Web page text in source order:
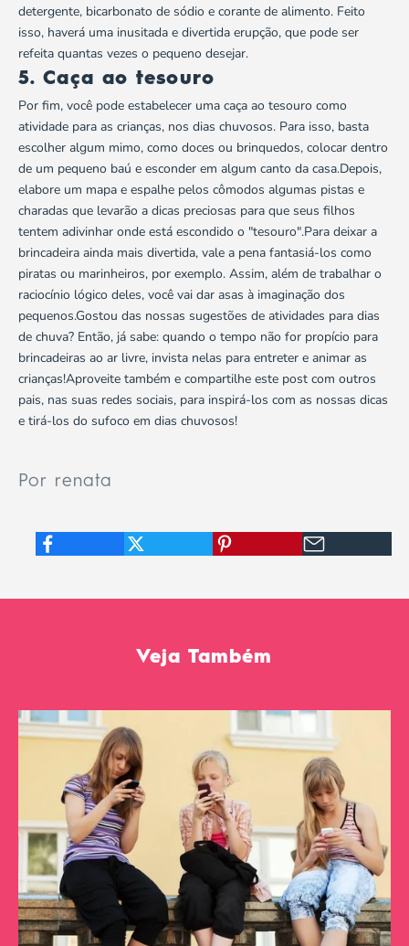
detergente, bicarbonato de sódio e corante de alimento. Feito
isso, haverá uma inusitada e divertida erupção, que pode ser
refeita quantas vezes o pequeno desejar.
5. Caça ao tesouro
Por fim, você pode estabelecer uma caça ao tesouro como
atividade para as crianças, nos dias chuvosos. Para isso, basta
escolher algum mimo, como doces ou brinquedos, colocar dentro
de um pequeno baú e esconder em algum canto da casa.Depois,
elabore um mapa e espalhe pelos cômodos algumas pistas e
charadas que levarão a dicas preciosas para que seus filhos
tentem adivinhar onde está escondido o "tesouro".Para deixar a
brincadeira ainda mais divertida, vale a pena fantasiá-los como
piratas ou marinheiros, por exemplo. Assim, além de trabalhar o
raciocínio lógico deles, você vai dar asas à imaginação dos
pequenos.Gostou das nossas sugestões de atividades para dias
de chuva? Então, já sabe: quando o tempo não for propício para
brincadeiras ao ar livre, invista nelas para entreter e animar as
crianças!Aproveite também e compartilhe este post com outros
pais, nas suas redes sociais, para inspirá-los com as nossas dicas
e tirá-los do sufoco em dias chuvosos!
Por renata
Veja Também